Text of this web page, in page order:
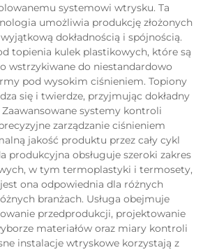
systemowi wtrysku. Ta
umożliwia produkcję złożonych
dokładnością i spójnością.
topienia kulek plastikowych, które są
wstrzykiwane do niestandardowo
pod wysokim ciśnieniem. Topiony
się i twierdze, przyjmując dokładny
Zaawansowane systemy kontroli
zarządzanie ciśnieniem
jakość produktu przez cały cykl
produkcyjna obsługuje szeroki zakres
w tym termoplastyki i termosety,
ona odpowiednia dla różnych
branżach. Usługa obejmuje
przedprodukcji, projektowanie
materiałów oraz miary kontroli
instalacje wtryskowe korzystają z